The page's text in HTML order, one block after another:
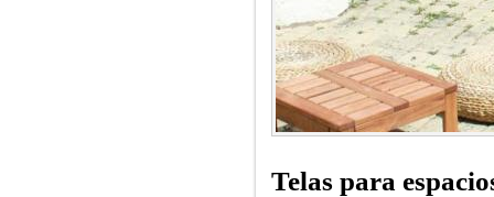
Telas para